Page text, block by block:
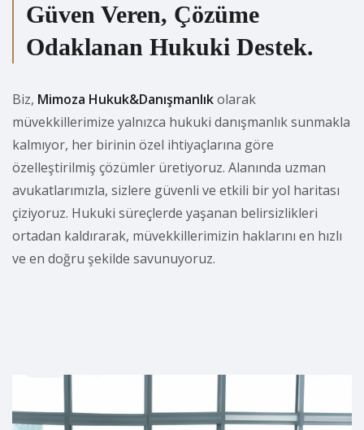
Güven Veren, Çözüme
Odaklanan Hukuki Destek.
Biz, Mimoza Hukuk&Danışmanlıkolarak
müvekkillerimize yalnızca hukuki danışmanlık sunmakla
kalmıyor, her birinin özel ihtiyaçlarına göre
özelleştirilmiş çözümler üretiyoruz. Alanında uzman
avukatlarımızla, sizlere güvenli ve etkili bir yol haritası
çiziyoruz. Hukuki süreçlerde yaşanan belirsizlikleri
ortadan kaldırarak, müvekkillerimizin haklarını en hızlı
ve en doğru şekilde savunuyoruz.